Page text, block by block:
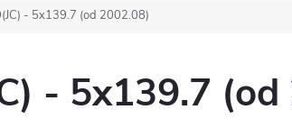
- 5x139.7 (od 2002.08)
- 5x139.7